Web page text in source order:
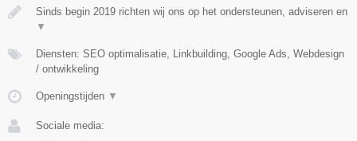
Sinds begin 2019 richten wij ons op het ondersteunen, adviseren en
▼
Diensten: SEO optimalisatie, Linkbuilding, Google Ads, Webdesign
/ ontwikkeling
Openingstijden ▼
Sociale media: